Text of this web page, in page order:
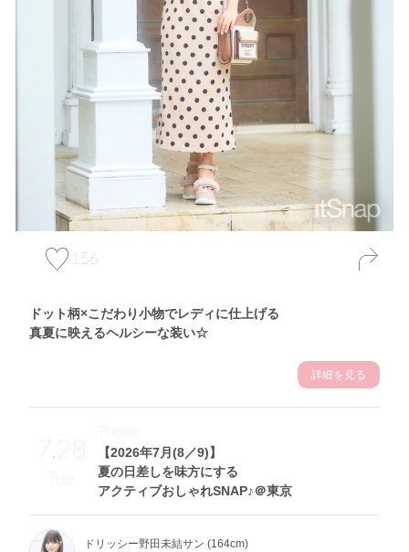
156
ドット柄×こだわり小物でレディに仕上げる
真夏に映えるヘルシーな装い☆
詳細を見る
7.28
Tue
【2026年7月(8／9)】
夏の日差しを味方にする
アクティブおしゃれSNAP♪＠東京
Theme
ドリッシー野田未結サン (164cm)